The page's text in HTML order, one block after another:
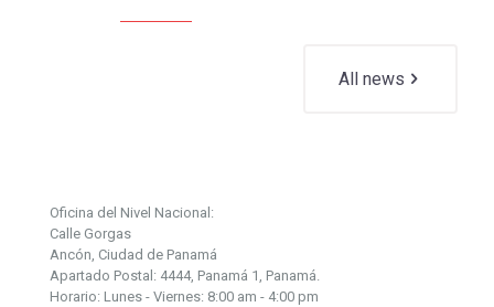
All news
Oficina del Nivel Nacional:
Calle Gorgas
Ancón, Ciudad de Panamá
Apartado Postal: 4444, Panamá 1, Panamá.
Horario: Lunes - Viernes: 8:00 am - 4:00 pm